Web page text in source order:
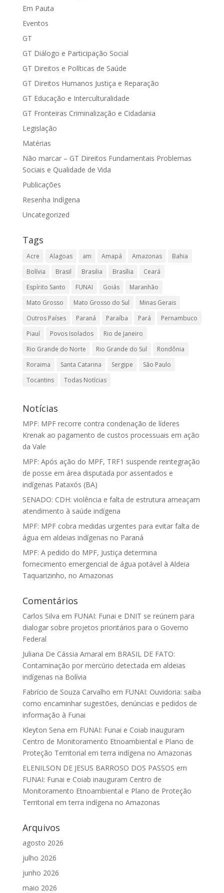
Em Pauta
Eventos
GT
GT Diálogo e Participação Social
GT Direitos e Políticas de Saúde
GT Direitos Humanos Justiça e Reparação
GT Educação e Interculturalidade
GT Fronteiras Criminalização e Cidadania
Legislação
Matérias
Não marcar – GT Direitos Fundamentais Problemas
Sociais e Qualidade de Vida
Publicações
Resenha Indígena
Uncategorized
Tags
Acre Alagoas am Amapá Amazonas
Bahia
Bolívia
Brasil Brasilia Brasília
Ceará
Espírito Santo
FUNAI Goiás
Maranhão
Mato Grosso
Mato Grosso do Sul
Minas Gerais
Outros Países
Paraná Paraíba Pará
Pernambuco
Piauí
Povos Isolados
Rio de Janeiro
Rio Grande do Norte
Rio Grande do Sul
Rondônia
Roraima
Santa Catarina Sergipe
São Paulo
Tocantins
Todas Notícias
Notícias
MPF: MPF recorre contra condenação de líderes
Krenak ao pagamento de custos processuais em ação
da Vale
MPF: Após ação do MPF, TRF1 suspende reintegração
de posse em área disputada por assentados e
indígenas Pataxós (BA)
SENADO: CDH: violência e falta de estrutura ameaçam
atendimento à saúde indígena
MPF: MPF cobra medidas urgentes para evitar falta de
água em aldeias indígenas no Paraná
MPF: A pedido do MPF, Justiça determina
fornecimento emergencial de água potável à Aldeia
Taquarizinho, no Amazonas
Comentários
Carlos Silva em FUNAI: Funai e DNIT se reúnem para
dialogar sobre projetos prioritários para o Governo
Federal
Juliana De Cássia Amaral em BRASIL DE FATO:
Contaminação por mercúrio detectada em aldeias
indígenas na Bolívia
Fabrício de Souza Carvalho em FUNAI: Ouvidoria: saiba
como encaminhar sugestões, denúncias e pedidos de
informação à Funai
Kleyton Sena em FUNAI: Funai e Coiab inauguram
Centro de Monitoramento Etnoambiental e Plano de
Proteção Territorial em terra indígena no Amazonas
ELENILSON DE JESUS BARROSO DOS PASSOS em
FUNAI: Funai e Coiab inauguram Centro de
Monitoramento Etnoambiental e Plano de Proteção
Territorial em terra indígena no Amazonas
Arquivos
agosto 2026
julho 2026
junho 2026
maio 2026